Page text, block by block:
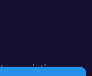
associations